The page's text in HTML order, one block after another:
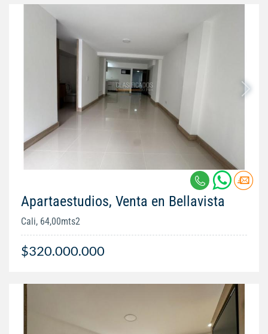
Apartaestudios, Venta en Bellavista
Cali, 64,00mts2
$320.000.000